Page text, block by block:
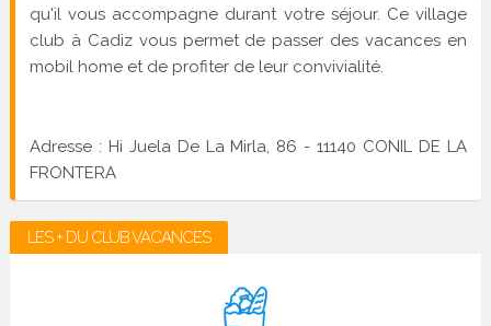
qu'il vous accompagne durant votre séjour. Ce village
club à Cadiz vous permet de passer des vacances en
mobil home et de profiter de leur convivialité.
Adresse : Hi Juela De La Mirla, 86 - 11140 CONIL DE LA
FRONTERA
LES + DU CLUB VACANCES